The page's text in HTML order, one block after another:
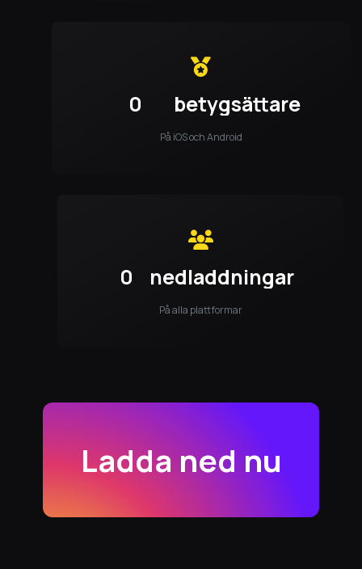
0 betygsättare
På iOS och Android
0 nedladdningar
På alla plattformar
Ladda ned nu